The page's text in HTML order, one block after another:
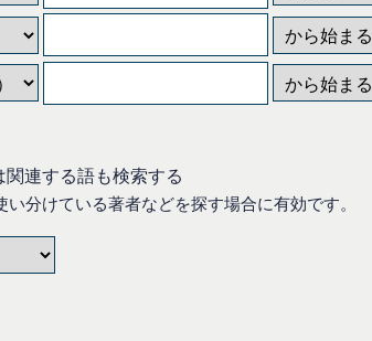
関連する語も検索する
分けている著者などを探す場合に有効です。